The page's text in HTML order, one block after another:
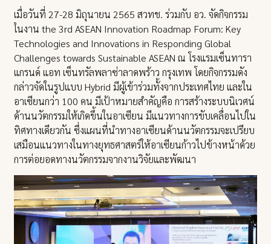
เมื่อวันที่ 27-28 มิถุนายน 2565 สวทช. ร่วมกับ อว. จัดกิจกรรม
ในงาน the 3rd ASEAN Innovation Roadmap Forum: Key
Technologies and Innovations in Responding Global
Challenges towards Sustainable ASEAN ณ โรงแรมเซ็นทารา
แกรนด์ แอท เซ็นทรัลพลาซ่าลาดพร้าว กรุงเทพ โดยกิจกรรมดัง
กล่าวจัดในรูปแบบ Hybrid มีผู้เข้าร่วมทั้งจากประเทศไทย และใน
อาเซียนกว่า 100 คน มีเป้าหมายสำคัญคือ การสร้างระบบนิเวศน์
ด้านนวัตกรรมให้เกิดขึ้นในอาเซียน มีแนวทางการขับเคลื่อนไปใน
ทิศทางเดียวกัน ซึ่งแผนที่นำทางอาเซียนด้านนวัตกรรมจะเปรียบ
เสมือนแนวทางในทางยุทธศาสตร์ให้อาเซียนก้าวไปข้างหน้าด้วย
การต่อยอดทางนวัตกรรมจากงานวิจัยและพัฒนา